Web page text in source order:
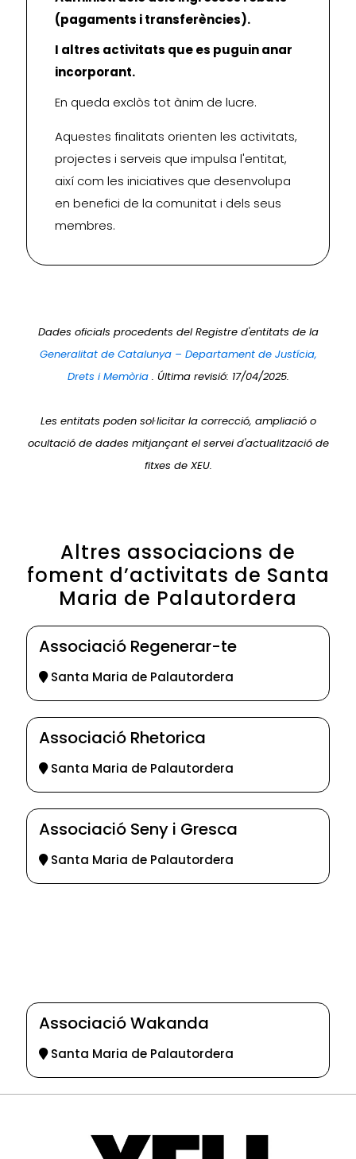
(pagaments i transferències).
I altres activitats que es puguin anar
incorporant.
En queda exclòs tot ànim de lucre.
Aquestes finalitats orienten les activitats,
projectes i serveis que impulsa l'entitat,
així com les iniciatives que desenvolupa
en benefici de la comunitat i dels seus
membres.
Dades oficials procedents del Registre d'entitats de la
Generalitat de Catalunya – Departament de Justícia,
Drets i Memòria . Última revisió: 17/04/2025.
Les entitats poden sol·licitar la correcció, ampliació o
ocultació de dades mitjançant el servei d'actualització de
fitxes de XEU.
Altres associacions de
foment d’activitats de Santa
Maria de Palautordera
Associació Regenerar-te
Santa Maria de Palautordera
Associació Rhetorica
Santa Maria de Palautordera
Associació Seny i Gresca
Santa Maria de Palautordera
Associació Wakanda
Santa Maria de Palautordera